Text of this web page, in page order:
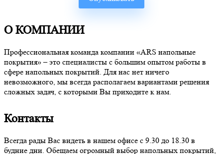
О КОМПАНИИ
Профессиональная команда компании «ARS напольные
покрытия» – это специалисты с большим опытом работы в
сфере напольных покрытий. Для нас нет ничего
невозможного, мы всегда располагаем вариантами решения
сложных задач, с которыми Вы приходите к нам.
Контакты
Всегда рады Вас видеть в нашем офисе с 9.30 до 18.30 в
будние дни. Обещаем огромный выбор напольных покрытий,